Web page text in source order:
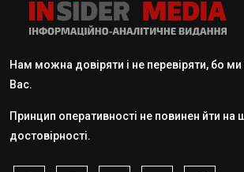
Нам можна довіряти і не перевіряти, бо
Вас.
Принцип оперативності не повинен йти на
достовірності.